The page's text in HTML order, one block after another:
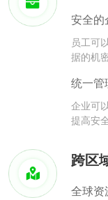
安全的
员工可
据的机
统一管
企业可
提高安
跨区
全球资